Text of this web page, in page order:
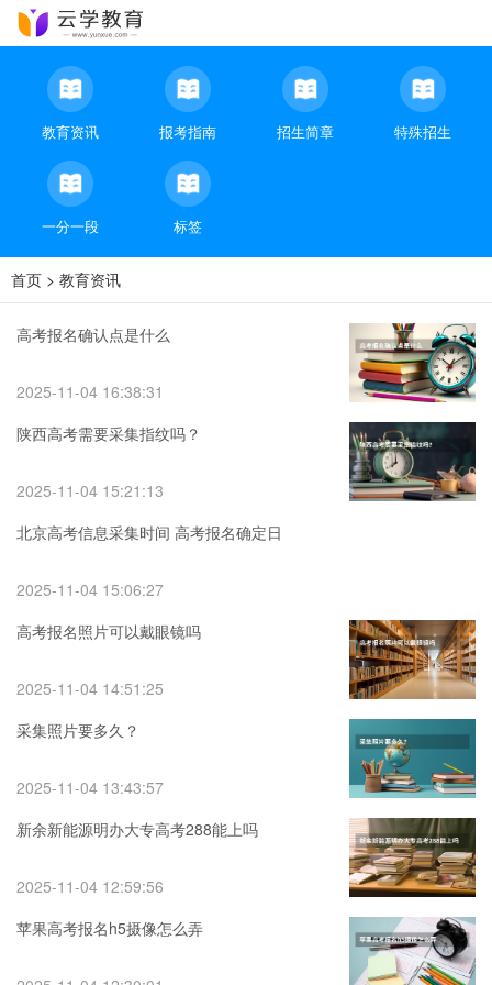
教育资讯 报考指南 招生简章 特殊招生
一分一段 标签
首页 > 教育资讯
高考报名确认点是什么
2025-11-04 16:38:31
陕西高考需要采集指纹吗？
2025-11-04 15:21:13
北京高考信息采集时间 高考报名确定日
2025-11-04 15:06:27
高考报名照片可以戴眼镜吗
2025-11-04 14:51:25
采集照片要多久？
2025-11-04 13:43:57
新余新能源明办大专高考288能上吗
2025-11-04 12:59:56
苹果高考报名h5摄像怎么弄